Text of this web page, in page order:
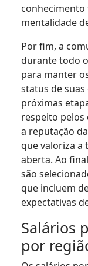
conhecimento
mentalidade
Por fim, a
durante todo
para manter
status de
próximas
respeito
a reputação
que valoriza a
aberta. Ao
são
que incluem
expectativas
Salários
por